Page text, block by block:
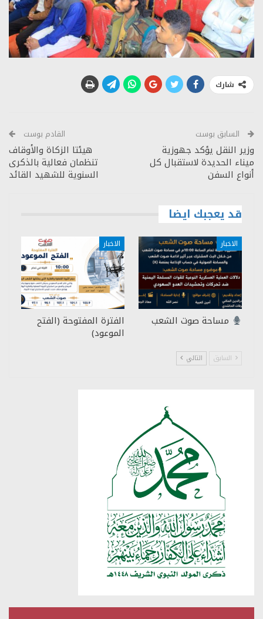
شارك
السابق بوست
وزير النقل يؤكد جهوزية
ميناء الحديدة لاستقبال كل
أنواع السفن
القادم بوست
هيئتا الزكاة والأوقاف
تنظمان فعالية بالذكرى
السنوية للشهيد القائد
قد يعجبك ايضا
الاخبار
مساحة صوت الشعب
الاخبار
الفترة المفتوحة (الفتح
الموعود)
السابق التالي